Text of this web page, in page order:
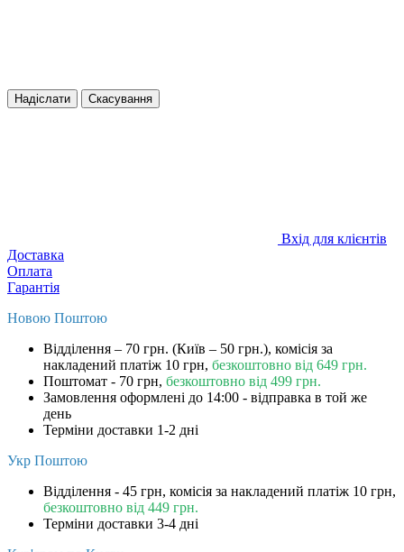
Надіслати Скасування
Вхід для клієнтів
Доставка
Оплата
Гарантія
Новою Поштою
Відділення – 70 грн. (Київ – 50 грн.), комісія за
накладений платіж 10 грн, безкоштовно від 649 грн.
Поштомат - 70 грн, безкоштовно від 499 грн.
Замовлення оформлені до 14:00 - відправка в той же
день
Терміни доставки 1-2 дні
Укр Поштою
Відділення - 45 грн, комісія за накладений платіж 10 грн,
безкоштовно від 449 грн.
Терміни доставки 3-4 дні